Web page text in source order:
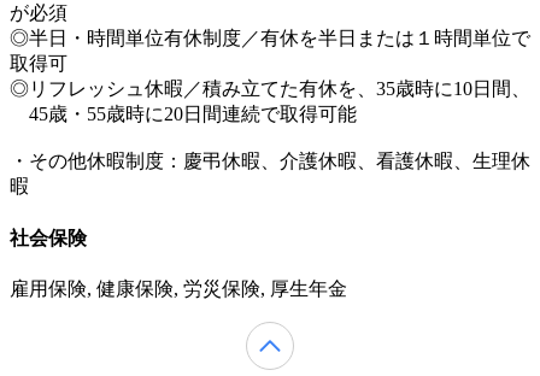
が必須
◎半日・時間単位有休制度／有休を半日または１時間単位で
取得可
◎リフレッシュ休暇／積み立てた有休を、35歳時に10日間、
45歳・55歳時に20日間連続で取得可能
・その他休暇制度：慶弔休暇、介護休暇、看護休暇、生理休
暇
社会保険
雇用保険, 健康保険, 労災保険, 厚生年金